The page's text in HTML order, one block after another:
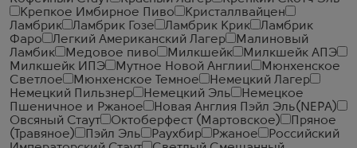
Крепкое Имбирное Пиво
Кристаллвайцен
Ламбрик
Ламбрик Гозе Ламбрик Крик
Ламбрик
Фаро
Легкий Американский Лагер
Малиновый
Ламбик
Медовое пиво Милкшейк
Милкшейк АПЭ
Милкшейк ИПЭ
Мутное Новой Англии
Мюнхенское
Светлое
Мюнхенское Темное
Немецкий Лагер
Немецкий Пильзнер
Немецкий Эль
Немецкое
Пшеничное и Ржаное
Новая Англия Пэйл Эль(NEPA)
Овсяный Стаут
Октоберфест (Мартовское)
Пряное
(Травяное)
Пэйл Эль Раухбир Ржаное
Российский